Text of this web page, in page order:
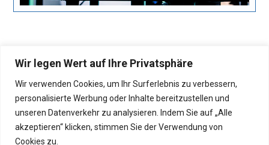
Wir legen Wert auf Ihre Privatsphäre
Wir verwenden Cookies, um Ihr Surferlebnis zu verbessern,
personalisierte Werbung oder Inhalte bereitzustellen und
unseren Datenverkehr zu analysieren. Indem Sie auf „Alle
akzeptieren“ klicken, stimmen Sie der Verwendung von
Cookies zu.
© 2026 Walter Fischer GmbH